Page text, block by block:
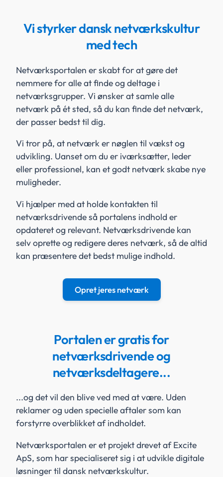
Vi styrker dansk netværkskultur
med tech
Netværksportalen er skabt for at gøre det
nemmere for alle at finde og deltage i
netværksgrupper. Vi ønsker at samle alle
netværk på ét sted, så du kan finde det netværk,
der passer bedst til dig.
Vi tror på, at netværk er nøglen til vækst og
udvikling. Uanset om du er iværksætter, leder
eller professionel, kan et godt netværk skabe nye
muligheder.
Vi hjælper med at holde kontakten til
netværksdrivende så portalens indhold er
opdateret og relevant. Netværksdrivende kan
selv oprette og redigere deres netværk, så de altid
kan præsentere det bedst mulige indhold.
Opret jeres netværk
Portalen er gratis for
netværksdrivende og
netværksdeltagere...
...og det vil den blive ved med at være. Uden
reklamer og uden specielle aftaler som kan
forstyrre overblikket af indholdet.
Netværksportalen er et projekt drevet af Excite
ApS, som har specialiseret sig i at udvikle digitale
løsninger til dansk netværkskultur.